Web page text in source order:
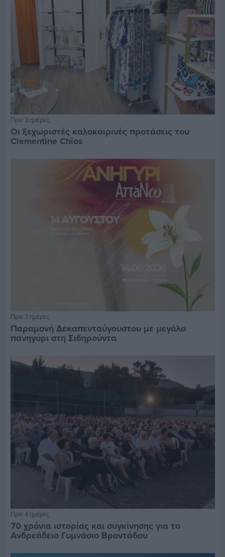
Πριν 3 ημέρες
Οι ξεχωριστές καλοκαιρινές προτάσεις του
Clementine Chios
Πριν 3 ημέρες
Παραμονή Δεκαπενταύγουστου με μεγάλο
πανηγύρι στη Σιδηρούντα
Πριν 4 ημέρες
70 χρόνια ιστορίας και συγκίνησης για το
Ανδρεάδειο Γυμνάσιο Βροντάδου